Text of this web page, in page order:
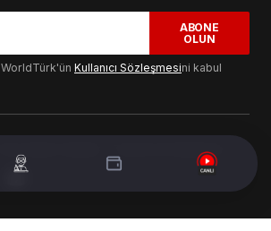
ABONE
OLUN
Kullanıcı Sözleşmesini kabul
Hakları Saklıdır. - Tasarım & Geliştirme :